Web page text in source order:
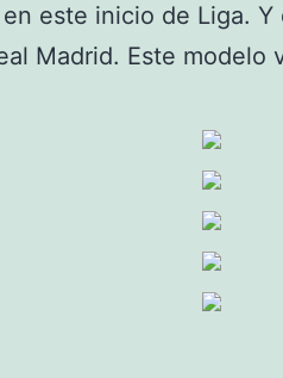
este inicio de Liga. Y
Madrid. Este modelo